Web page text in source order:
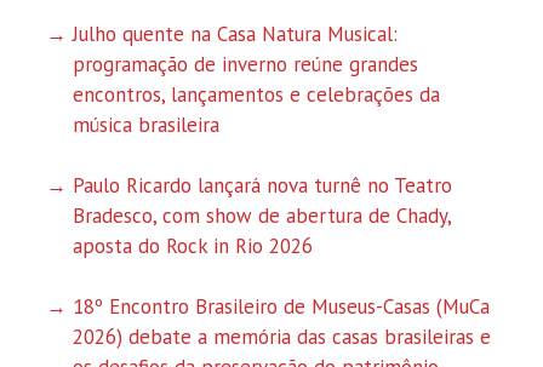
Julho quente na Casa Natura Musical:
programação de inverno reúne grandes
encontros, lançamentos e celebrações da
música brasileira
Paulo Ricardo lançará nova turnê no Teatro
Bradesco, com show de abertura de Chady,
aposta do Rock in Rio 2026
18º Encontro Brasileiro de Museus-Casas (MuCa
2026) debate a memória das casas brasileiras e